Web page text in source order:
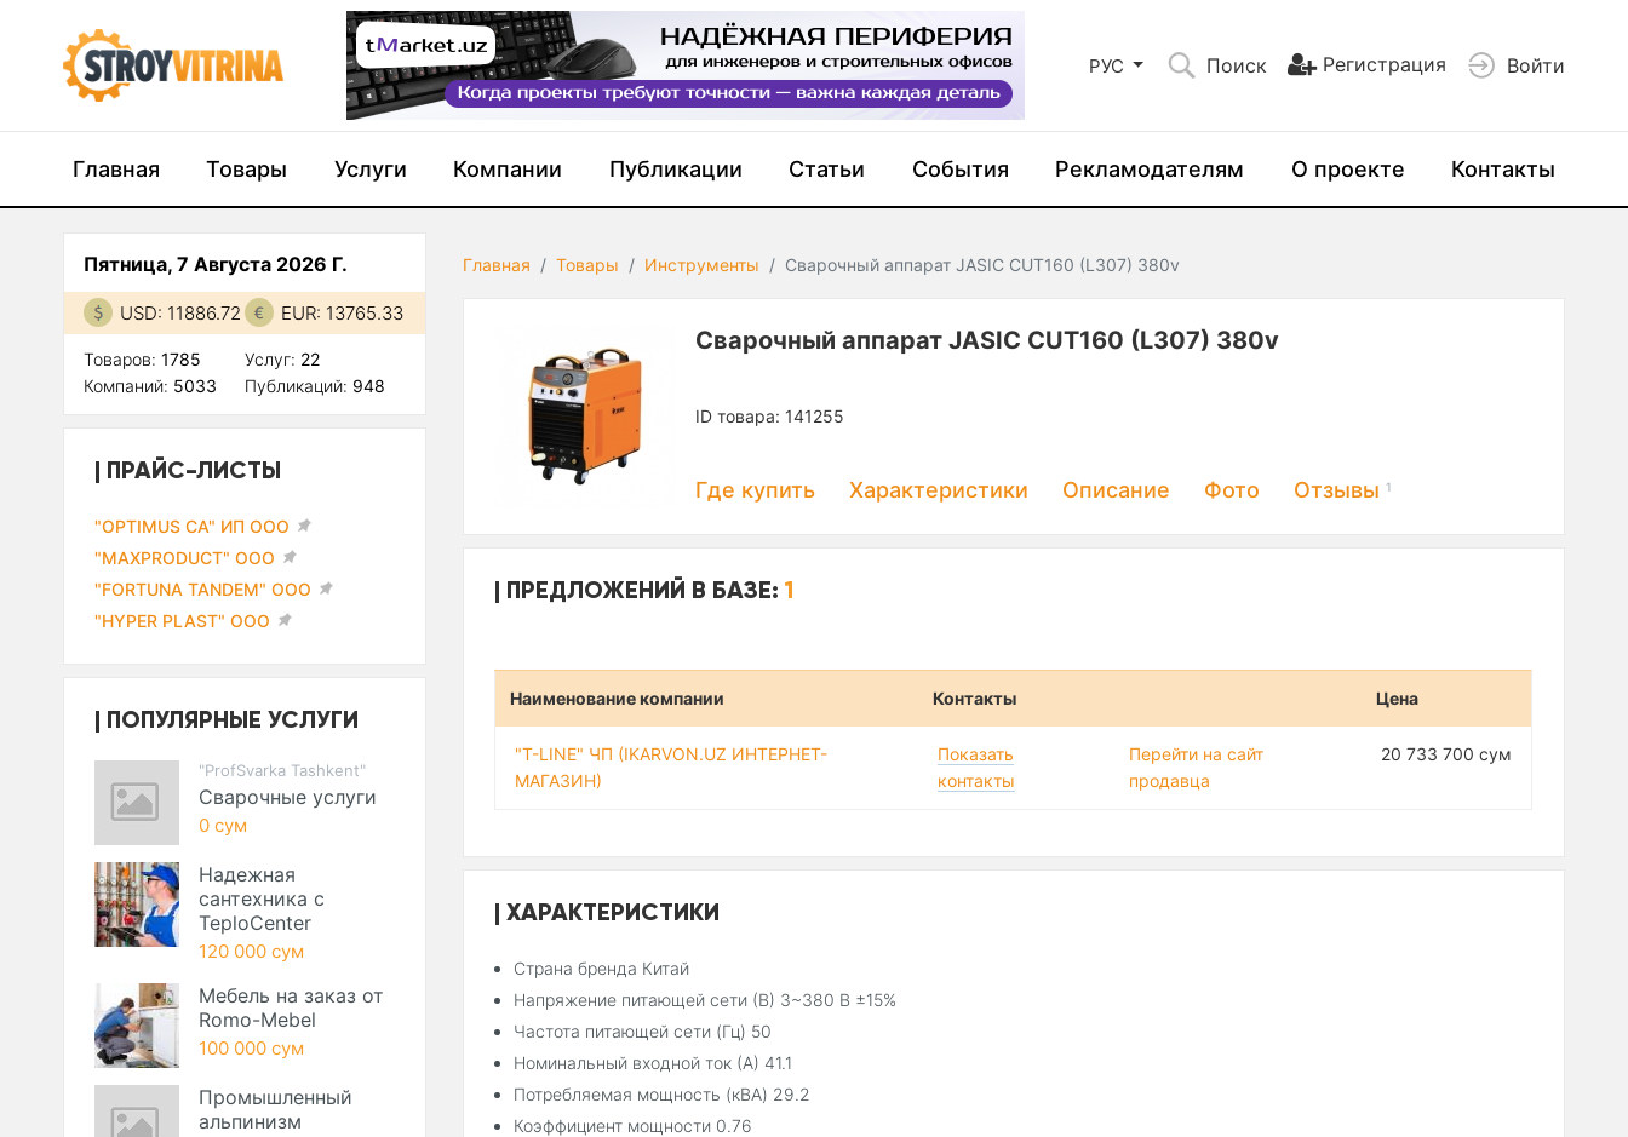
РУС Поиск Регистрация Войти
Главная Товары Услуги Компании Публикации Статьи События Рекламодателям О проекте Контакты
Главная Товары Инструменты Сварочный аппарат JASIC CUT160 (L307) 380v
Сварочный аппарат JASIC CUT160 (L307) 380v
ID товара: 141255
Где купить Характеристики Описание Фото Отзывы1
ПРЕДЛОЖЕНИЙ В БАЗЕ:1
Наименование компании Контакты Цена
"T-LINE" ЧП (IKARVON.UZ ИНТЕРНЕТ-
МАГАЗИН)
Показать
контакты
Перейти на сайт
продавца
20 733 700 сум
ХАРАКТЕРИСТИКИ
Страна бренда Китай
Напряжение питающей сети (В) 3~380 В ±15%
Частота питающей сети (Гц) 50
Номинальный входной ток (А) 41.1
Потребляемая мощность (кВА) 29.2
Коэффициент мощности 0.76
Пятница, 7 Августа 2026 Г.
USD: 11886.72 EUR: 13765.33
Товаров: 1785
Компаний: 5033
Услуг: 22
Публикаций: 948
ПРАЙС-ЛИСТЫ
"OPTIMUS CA" ИП ООО
"MAXPRODUCT" ООО
"FORTUNA TANDEM" ООО
"HYPER PLAST" ООО
ПОПУЛЯРНЫЕ УСЛУГИ
"ProfSvarka Tashkent"
Сварочные услуги
0 сум
Надежная
сантехника с
TeploCenter
120 000 сум
Мебель на заказ от
Romo-Mebel
100 000 сум
Промышленный
альпинизм